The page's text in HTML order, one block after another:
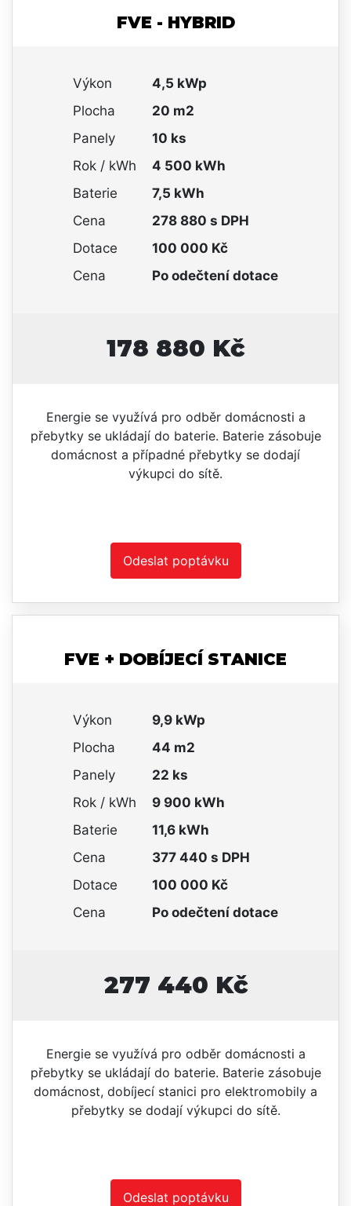
FVE - HYBRID
Výkon
4,5 kWp
Plocha
20 m2
Panely
10 ks
Rok / kWh
4 500 kWh
Baterie
7,5 kWh
Cena
278 880 s DPH
Dotace
100 000 Kč
Cena
Po odečtení dotace
178 880 Kč
Energie se využívá pro odběr domácnosti a
přebytky se ukládají do baterie. Baterie zásobuje
domácnost a případné přebytky se dodají
výkupci do sítě.
Odeslat poptávku
FVE + DOBÍJECÍ STANICE
Výkon
9,9 kWp
Plocha
44 m2
Panely
22 ks
Rok / kWh
9 900 kWh
Baterie
11,6 kWh
Cena
377 440 s DPH
Dotace
100 000 Kč
Cena
Po odečtení dotace
277 440 Kč
Energie se využívá pro odběr domácnosti a
přebytky se ukládají do baterie. Baterie zásobuje
domácnost, dobíjecí stanici pro elektromobily a
přebytky se dodají výkupci do sítě.
Odeslat poptávku